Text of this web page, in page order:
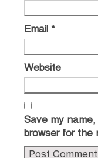
Email *
Website
Save my
browser for the